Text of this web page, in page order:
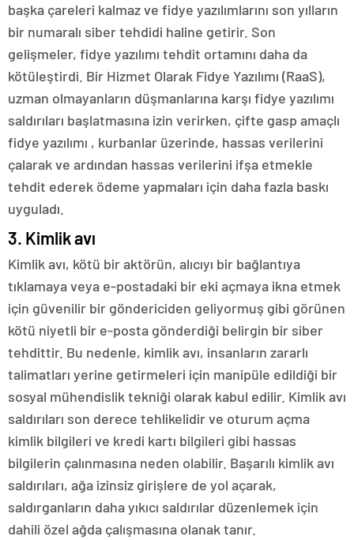
başka çareleri kalmaz ve fidye yazılımlarını son yılların
bir numaralı siber tehdidi haline getirir. Son
gelişmeler, fidye yazılımı tehdit ortamını daha da
kötüleştirdi. Bir Hizmet Olarak Fidye Yazılımı (RaaS),
uzman olmayanların düşmanlarına karşı fidye yazılımı
saldırıları başlatmasına izin verirken, çifte gasp amaçlı
fidye yazılımı , kurbanlar üzerinde, hassas verilerini
çalarak ve ardından hassas verilerini ifşa etmekle
tehdit ederek ödeme yapmaları için daha fazla baskı
uyguladı.
3. Kimlik avı
Kimlik avı, kötü bir aktörün, alıcıyı bir bağlantıya
tıklamaya veya e-postadaki bir eki açmaya ikna etmek
için güvenilir bir göndericiden geliyormuş gibi görünen
kötü niyetli bir e-posta gönderdiği belirgin bir siber
tehdittir. Bu nedenle, kimlik avı, insanların zararlı
talimatları yerine getirmeleri için manipüle edildiği bir
sosyal mühendislik tekniği olarak kabul edilir. Kimlik avı
saldırıları son derece tehlikelidir ve oturum açma
kimlik bilgileri ve kredi kartı bilgileri gibi hassas
bilgilerin çalınmasına neden olabilir. Başarılı kimlik avı
saldırıları, ağa izinsiz girişlere de yol açarak,
saldırganların daha yıkıcı saldırılar düzenlemek için
dahili özel ağda çalışmasına olanak tanır.